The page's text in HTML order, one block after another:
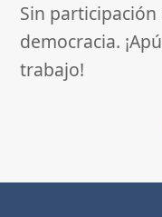
Sin
democracia.
trabajo!